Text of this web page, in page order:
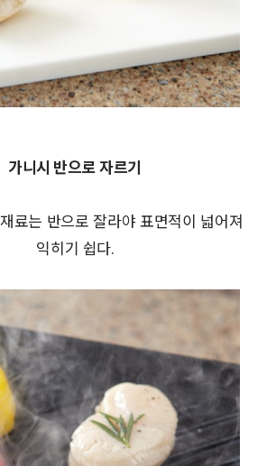
가니시 반으로 자르기
료는 반으로 잘라야 표면적이 넓어져
익히기 쉽다.